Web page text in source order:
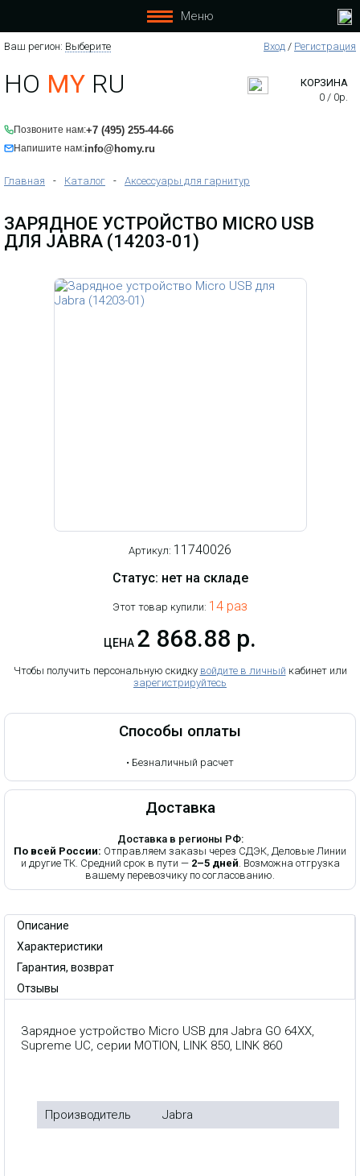
Меню
Ваш регион: Выберите Вход / Регистрация
HO MY RU
Позвоните нам:+7 (495) 255-44-66
Напишите нам:info@homy.ru
КОРЗИНА
0 / 0р.
Главная - Каталог - Аксессуары для гарнитур
ЗАРЯДНОЕ УСТРОЙСТВО MICRO USB
ДЛЯ JABRA (14203-01)
Артикул: 11740026
Статус: нет на складе
Этот товар купили: 14 раз
ЦЕНА 2 868.88 р.
Чтобы получить персональную скидку войдите в личный кабинет или
зарегистрируйтесь
Способы оплаты
• Безналичный расчет
Доставка
Доставка в регионы РФ:
По всей России: Отправляем заказы через СДЭК, Деловые Линии
и другие ТК. Средний срок в пути — 2–5 дней. Возможна отгрузка
вашему перевозчику по согласованию.
Описание
Характеристики
Гарантия, возврат
Отзывы
Зарядное устройство Micro USB для Jabra GO 64XX,
Supreme UC, серии MOTION, LINK 850, LINK 860
Производитель Jabra